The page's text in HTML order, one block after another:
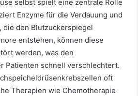
selbst spielt eine zentrale Rolle
Enzyme für die Verdauung und
die den Blutzuckerspiegel
entstehen, können diese
werden, was den
Patienten schnell verschlechtert.
oft
Therapien wie Chemotherapie